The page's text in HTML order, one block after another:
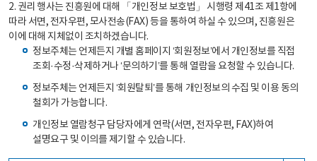
2. 권리 행사는 진흥원에 대해 「개인정보 보호법」 시행령 제41조 제1항에
따라 서면, 전자우편, 모사전송(FAX) 등을 통하여 하실 수 있으며, 진흥원은
이에 대해 지체없이 조치하겠습니다.
정보주체는 언제든지 개별 홈페이지 ‘회원정보’에서 개인정보를 직접
조회·수정·삭제하거나 ‘문의하기’를 통해 열람을 요청할 수 있습니다.
정보주체는 언제든지 ‘회원탈퇴’를 통해 개인정보의 수집 및 이용 동의
철회가 가능합니다.
개인정보 열람청구 담당자에게 연락(서면, 전자우편, FAX)하여
설명요구 및 이의를 제기할 수 있습니다.